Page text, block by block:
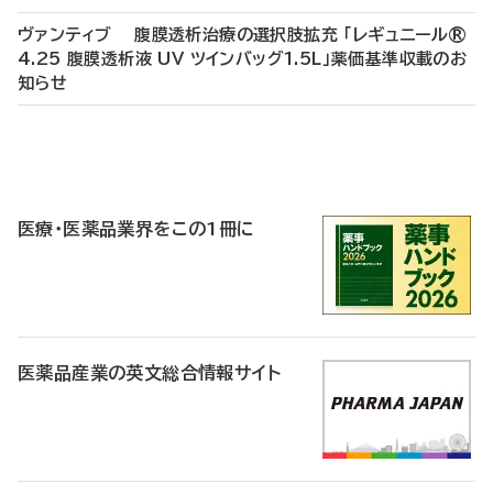
ヴァンティブ 腹膜透析治療の選択肢拡充 「レギュニール®
4.25 腹膜透析液 UV ツインバッグ1.5L」薬価基準収載のお
知らせ
医療・医薬品業界をこの1冊に
医薬品産業の英文総合情報サイト